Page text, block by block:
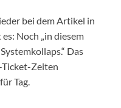
bei dem Artikel in
Noch „in diesem
Das
Ticket-Zeiten
Tag.